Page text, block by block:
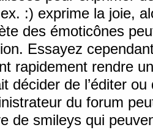
:) exprime la joie,
des émoticônes
Essayez
rapidement rendre
décider de l’éditer
du forum
de smileys qui